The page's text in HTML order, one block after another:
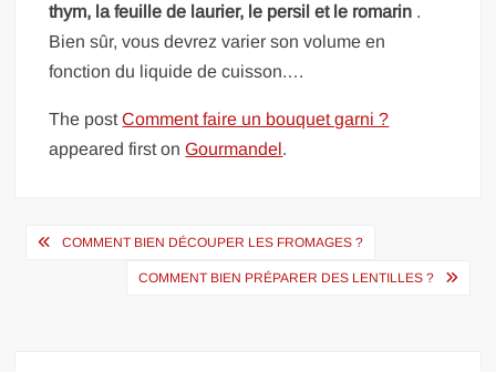
thym, la feuille de laurier, le persil et le romarin .
Bien sûr, vous devrez varier son volume en
fonction du liquide de cuisson.…
The postComment faire un bouquet garni ?
appeared first onGourmandel.
Navigation
COMMENT BIEN DÉCOUPER LES FROMAGES ?
COMMENT BIEN PRÉPARER DES LENTILLES ?